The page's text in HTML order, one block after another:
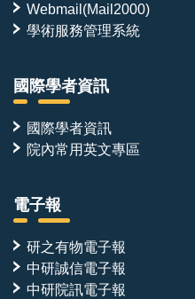
Webmail(Mail2000)
學術服務管理系統
國際學者資訊
國際學者資訊
院內常用英文專區
電子報
研之有物電子報
中研誠信電子報
中研院訊電子報